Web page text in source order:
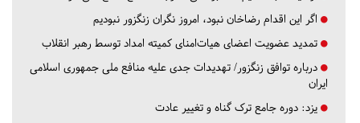
اگر این اقدام رضاخان نبود، امروز نگران زنگزور نبودیم
تمدید عضویت اعضای هیات‌امنای کمیته امداد توسط رهبر انقلاب
درباره توافق زنگزور/ تهدیدات جدی علیه منافع ملی جمهوری اسلامی
ایران
یزد: دوره جامع ترک گناه و تغییر عادت